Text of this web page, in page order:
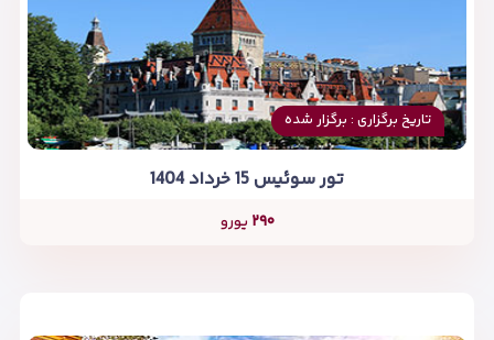
تاریخ برگزاری : برگزار شده
تور سوئیس 15 خرداد 1404
۲۹۰ یورو